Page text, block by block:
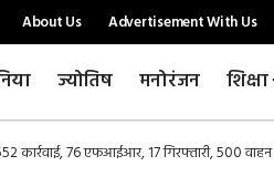
About Us Advertisement With Us
ज्योतिष मनोरंजन शिक्षा
कार्रवाई, 76 एफआईआर, 17 गिरफ्तारी, 500 वाहन